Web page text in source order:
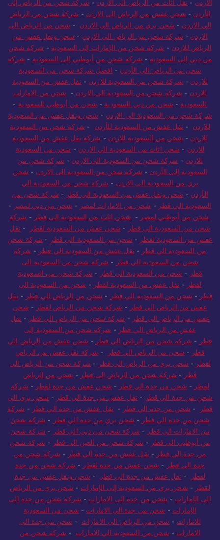
الاردن -نقل اثاث من الرياض الى الاردن -شركة شحن من الرياض إلى
الأردن -شحن عفش من الرياض الى الاردن -شركة شحن من الرياض
الي الاردن - شحن بري من الرياض الى الاردن -شحن من الرياض الى
الاردن -شركة شحن من الرياض الي الاردن -شحن ونقل عفش من
الرياض للاردن -شركة شحن من الإمارات إلى السعودية -شركة شحن
من دبي إلى السعودية- شركة شحن من أبوظبي إلى السعودية-شركة
شحن من الرياض الى الأردن -افضل شركة شحن من السعودية
للاردن -شركة شحن من السعودية للاردن -نقل عفش من السعودية
للاردن -شركة شحن من السعودية الي الاردن -شحن من الامارات
للسعودية-شحن من دبي للسعودية-شحن من أبوظبي للسعودية-
شركة شحن من السعودية الى الاردن -شحن ونقل عفش من السعودية
للاردن -نقل عفش من السعودية للأردن - شركة شحن من السعودية
للاردن -شحن من السعودية للاردن -شركة نقل عفش من السعودية
للاردن -شحن اثاث من السعودية الي الاردن -شحن من السعودية
للاردن -شركة شحن من السعودية الي الاردن -شركة شحن من
السعودية إلى الأردن -شركة شحن من السعودية الى الاردن -شحن
بري من السعودية الى الاردن -شركة شحن من السعودية الي
الأردن -شحن ونقل عفش من السعودية الي قطر-شركة شحن من
السعودية الي قطر-شحن من الامارات لمصر-شحن من دبي لمصر-
شحن من أبوظبي لمصر-شحن اثاث من السعودية الى قطر-شركة
شحن من السعودية الى قطر-شحن عفش من السعودية لقطر-نقل
عفش من السعودية لقطر-شحن من السعودية الى قطر- شركة شحن
من السعودية الي قطر-نقل عفش من السعودية الي قطر-شركة
شحن من السعودية الي قطر-شركة شحن من السعودية الى
قطر-شحن من السعودية الي قطر-شركة شحن من السعودية
لقطر-نقل عفش من السعودية لقطر-شحن من السعودية الى
قطر-شحن من السعودية الي قطر- شحن من الرياض الي قطر-نقل
عفش من الرياض الي قطر-شركة شحن من الرياض لقطر-شحن
عفش من الرياض الي قطر-شركة شحن من الرياض الي قطر-نقل
عفش من الرياض الي قطر-شركة شحن من السعودية إلى
قطر- شركة شحن من الرياض الي قطر-شحن عفش من الرياض الي
قطر-شحن من الرياض الي قطر-شركة نقل عفش من الرياض
لقطر- شحن بري من الرياض الي قطر- شركة شحن من الرياض الي
قطر- شركة شحن من الرياض إلى قطر-شحن من الرياض
لقطر-شحن من جدة الي قطر-شحن عفش من جدة لقطر-شركة
شحن من جدة الي قطر- نقل عفش من جدة الي قطر-شحن بري الى
قطر- شحن من جدة الي قطر-نقل عفش من جدة الي قطر-شركة
شحن من جدة الي قطر-شحن بري من جدة الي قطر-شركة شحن
من الامارات الى قطر-شركة شحن من دبي الى قطر-شركة شحن
من أبوظبي الى قطر- شركة شحن من العين الى قطر- شركة شحن
من جدة الي قطر-نقل عفش من جدة الي قطر-شركة شحن من
جدة الي قطر- شحن عفش من جدة لقطر- شركة شحن من جدة
لقطر- نقل عفش من جدة الي قطر-شحن ونقل عفش من جدة
لقطر-شحن بري من السعودية إلى الإمارات-شحن بري من الرياض
إلى الإمارات -شحن من جدة الى الامارات- شركة شحن من جدة إلى
الإمارات -شحن من جدة الى الامارات- شحن من السعودية
للامارات-شحن من الرياض الى الامارات-شحن من جدة الى
الامارات-شحن من السعودية الي الامارات -شركة شحن من